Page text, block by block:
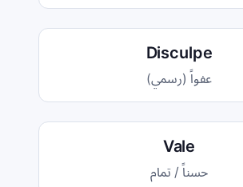
Disculpe
عفواً (رسمي)
Vale
حسناً / تمام